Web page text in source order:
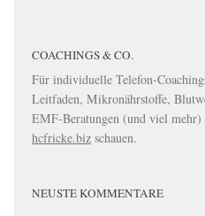
COACHINGS & CO.
Für individuelle Telefon-
Leitfaden, Mikronährstoffe,
EMF-Beratungen (und viel
hcfricke.biz schauen.
NEUSTE KOMMENTARE